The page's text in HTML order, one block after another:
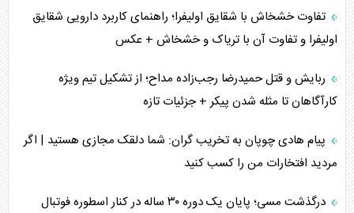
تفاوت خشخاش با شقایق اولیفرا؛ راهنمای کاربرد دارویی شقایق
اولیفرا و تفاوت آن با تریاک و خشخاش + عکس
ربایش و قتل حمیدرضا رجب‌زاده مداح؛ از تشکیل تیم ویژه
کارآگاهان تا مثله شدن پیکر + جزئیات تازه
پیام هادی چوپان به تخریب گران: شما دلقک مجازی هستید | اگر
مردید افتخارات من را کسب کنید
درگذشت مسی؛ پایان یک دوره ۳۰ ساله در کنار اسطوره فوتبال